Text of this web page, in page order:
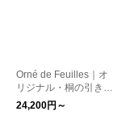
Orné de Feuilles｜オ
リジナル・桐の引き出
し
24,200円～